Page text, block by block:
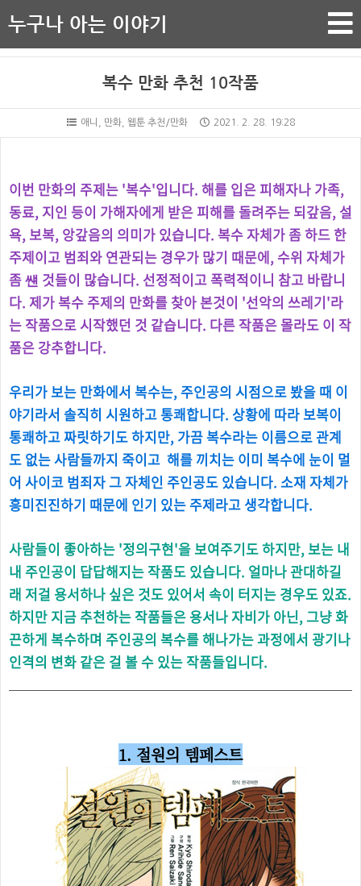
누구나 아는 이야기
복수 만화 추천 10작품
애니, 만화, 웹툰 추천/만화 2021. 2. 28. 19:28
이번 만화의 주제는 '복수'입니다. 해를 입은 피해자나 가족,
동료, 지인 등이 가해자에게 받은 피해를 돌려주는 되갚음, 설
욕, 보복, 앙갚음의 의미가 있습니다. 복수 자체가 좀 하드 한
주제이고 범죄와 연관되는 경우가 많기 때문에, 수위 자체가
좀 썐 것들이 많습니다. 선정적이고 폭력적이니 참고 바랍니
다. 제가 복수 주제의 만화를 찾아 본것이 '선악의 쓰레기'라
는 작품으로 시작했던 것 같습니다. 다른 작품은 몰라도 이 작
품은 강추합니다.
우리가 보는 만화에서 복수는, 주인공의 시점으로 봤을 때 이
야기라서 솔직히 시원하고 통쾌합니다. 상황에 따라 보복이
통쾌하고 짜릿하기도 하지만, 가끔 복수라는 이름으로 관계
도 없는 사람들까지 죽이고 해를 끼치는 이미 복수에 눈이 멀
어 사이코 범죄자 그 자체인 주인공도 있습니다. 소재 자체가
흥미진진하기 때문에 인기 있는 주제라고 생각합니다.
사람들이 좋아하는 '정의구현'을 보여주기도 하지만, 보는 내
내 주인공이 답답해지는 작품도 있습니다. 얼마나 관대하길
래 저걸 용서하나 싶은 것도 있어서 속이 터지는 경우도 있죠.
하지만 지금 추천하는 작품들은 용서나 자비가 아닌, 그냥 화
끈하게 복수하며 주인공의 복수를 해나가는 과정에서 광기나
인격의 변화 같은 걸 볼 수 있는 작품들입니다.
1. 절원의 템페스트